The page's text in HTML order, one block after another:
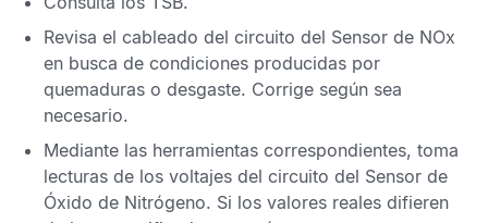
Revisa el cableado del circuito del Sensor de NOx
en busca de condiciones producidas por
quemaduras o desgaste. Corrige según sea
necesario.
Mediante las herramientas correspondientes, toma
lecturas de los voltajes del circuito del Sensor de
Óxido de Nitrógeno. Si los valores reales difieren